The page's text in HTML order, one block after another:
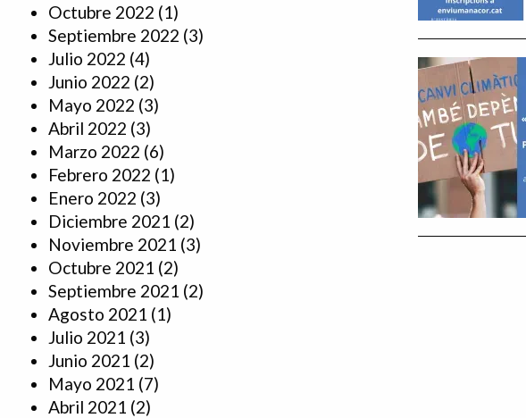
Octubre 2022 (1)
Septiembre 2022 (3)
Julio 2022 (4)
Junio 2022 (2)
Mayo 2022 (3)
Abril 2022 (3)
Marzo 2022 (6)
Febrero 2022 (1)
Enero 2022 (3)
Diciembre 2021 (2)
Noviembre 2021 (3)
Octubre 2021 (2)
Septiembre 2021 (2)
Agosto 2021 (1)
Julio 2021 (3)
Junio 2021 (2)
Mayo 2021 (7)
Abril 2021 (2)